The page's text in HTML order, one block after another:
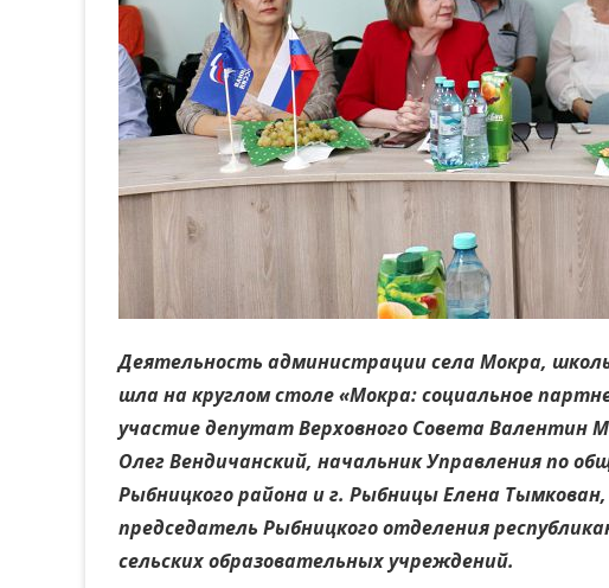
Деятельность администрации села Мокра,
шла на круглом столе «Мокра: социальное
участие депутат Верховного Совета Валентин
Олег Вендичанский, начальник Управления по
Рыбницкого района и г. Рыбницы Елена
председатель Рыбницкого отделения
сельских образовательных учреждений.